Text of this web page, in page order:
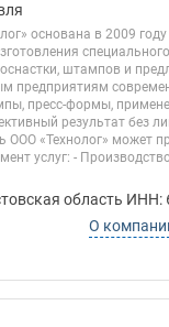
основана в 2009
штампов и
предприятиям
пресс-формы,
результат без
ООО «Технолог» может
услуг: -
область ИНН:
О